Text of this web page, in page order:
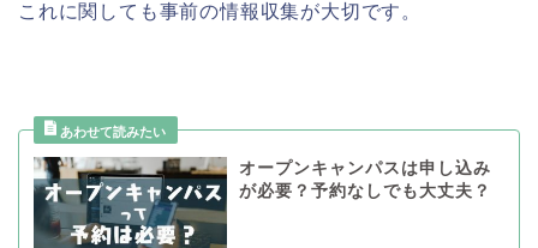
これに関しても事前の情報収集が大切です。
オープンキャンパスは申し込み
が必要？予約なしでも大丈夫？